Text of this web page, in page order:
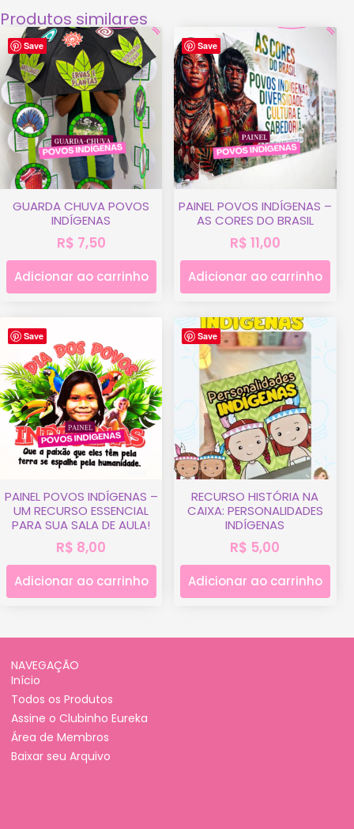
Produtos similares
Save
GUARDA CHUVA POVOS
INDÍGENAS
R$ 7,50
Adicionar ao carrinho
Save
PAINEL POVOS INDÍGENAS –
AS CORES DO BRASIL
R$ 11,00
Adicionar ao carrinho
Save
PAINEL POVOS INDÍGENAS –
UM RECURSO ESSENCIAL
PARA SUA SALA DE AULA!
R$ 8,00
Adicionar ao carrinho
Save
RECURSO HISTÓRIA NA
CAIXA: PERSONALIDADES
INDÍGENAS
R$ 5,00
Adicionar ao carrinho
NAVEGAÇÃO
Início
Todos os Produtos
Assine o Clubinho Eureka
Área de Membros
Baixar seu Arquivo